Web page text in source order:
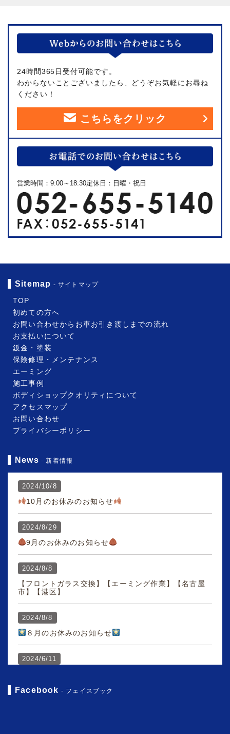
24時間365日受付可能です。
わからないことございましたら、どうぞお気軽にお尋ね
ください！
こちらをクリック
営業時間：9:00～18:30定休日：日曜・祝日
Sitemap - サイトマップ
TOP
初めての方へ
お問い合わせからお車お引き渡しまでの流れ
お支払いについて
鈑金・塗装
保険修理・メンテナンス
エーミング
施工事例
ボディショップクオリティについて
アクセスマップ
お問い合わせ
プライバシーポリシー
News - 新着情報
2024/10/8
10月のお休みのお知らせ
2024/8/29
9月のお休みのお知らせ
2024/8/8
【フロントガラス交換】【エーミング作業】【名古屋
市】【港区】
2024/8/8
８月のお休みのお知らせ
2024/6/11
Facebook - フェイスブック